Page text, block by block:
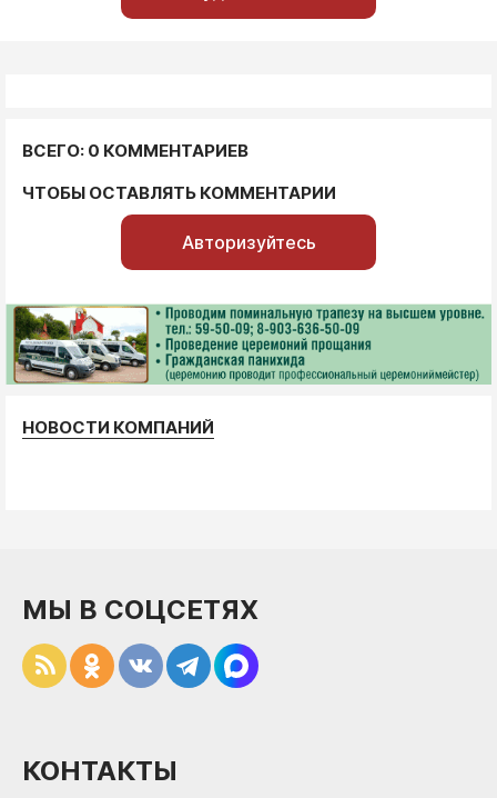
ВСЕГО: 0 КОММЕНТАРИЕВ
ЧТОБЫ ОСТАВЛЯТЬ КОММЕНТАРИИ
Авторизуйтесь
НОВОСТИ КОМПАНИЙ
МЫ В СОЦСЕТЯХ
КОНТАКТЫ